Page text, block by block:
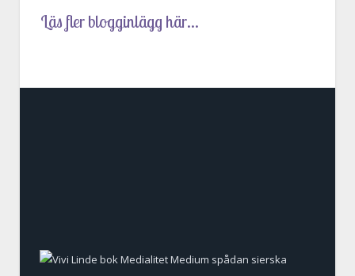
Läs fler blogginlägg här...